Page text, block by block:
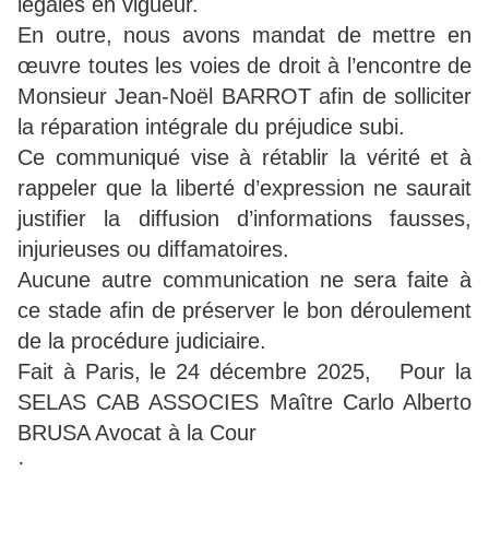
En outre, nous avons mandat de mettre en
œuvre toutes les voies de droit à l’encontre de
Monsieur Jean-Noël BARROT afin de solliciter
la réparation intégrale du préjudice subi.
Ce communiqué vise à rétablir la vérité et à
rappeler que la liberté d’expression ne saurait
justifier la diffusion d’informations fausses,
injurieuses ou diffamatoires.
Aucune autre communication ne sera faite à
ce stade afin de préserver le bon déroulement
de la procédure judiciaire.
Fait à Paris, le 24 décembre 2025, Pour la
SELAS CAB ASSOCIES Maître Carlo Alberto
BRUSA Avocat à la Cour
·